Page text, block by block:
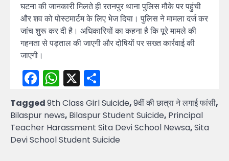
घटना की जानकारी मिलते ही रतनपुर थाना पुलिस मौके पर पहुंची
और शव को पोस्टमार्टम के लिए भेज दिया। पुलिस ने मामला दर्ज कर
जांच शुरू कर दी है। अधिकारियों का कहना है कि पूरे मामले की
गहनता से पड़ताल की जाएगी और दोषियों पर सख्त कार्रवाई की
जाएगी।
Facebook
WhatsApp
X
Tagged9th Class Girl Suicide,9वीं की छात्रा ने लगाई फांसी,
Bilaspur news, Bilaspur Student Suicide, Principal
Teacher Harassment Sita Devi School Newsa,Sita
Devi School Student Suicide